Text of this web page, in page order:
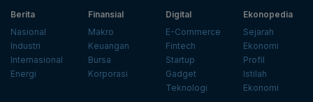
Berita
Nasional
Industri
Internasional
Energi
Finansial
Makro
Keuangan
Bursa
Korporasi
Digital
E-Commerce
Fintech
Startup
Gadget
Teknologi
Ekonopedia
Sejarah
Ekonomi
Profil
Istilah
Ekonomi